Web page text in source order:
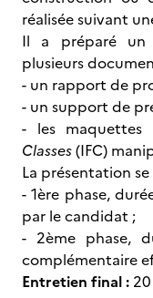
réalisée suivant
Il a préparé un
plusieurs
- un rapport de
- un support de
- les maquettes
Classes(IFC)
La présentation
- 1ère phase,
par le candidat ;
- 2ème phase,
complémentaire
Entretien final :